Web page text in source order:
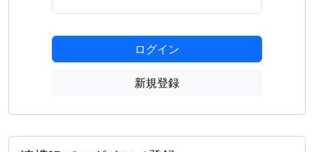
ログイン
新規登録